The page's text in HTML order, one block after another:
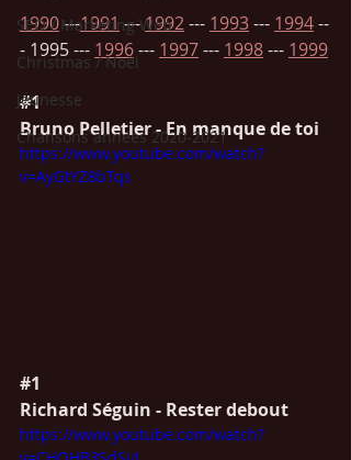
SEO / Marketing Web
Christmas / Noël
Jeunesse
Chansons années 2020-2021
1990 ---1991 --- 1992 --- 1993 --- 1994 --
- 1995 --- 1996 --- 1997 --- 1998 --- 1999
#1
Bruno Pelletier - En manque de toi
https://www.youtube.com/watch?
v=AyGtYZ8bTqs
#1
Richard Séguin - Rester debout
https://www.youtube.com/watch?